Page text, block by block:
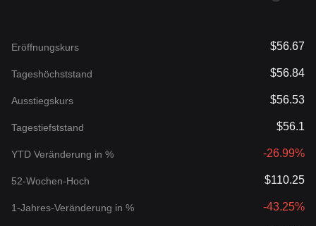
Eröffnungskurs $56.67
Tageshöchststand $56.84
Ausstiegskurs $56.53
Tagestiefststand $56.1
YTD Veränderung in % -26.99%
52-Wochen-Hoch $110.25
1-Jahres-Veränderung in % -43.25%